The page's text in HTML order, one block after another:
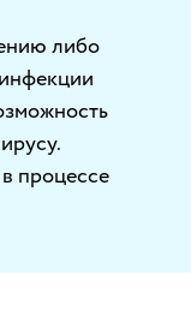
либо
процессе